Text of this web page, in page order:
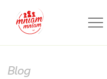
Blog